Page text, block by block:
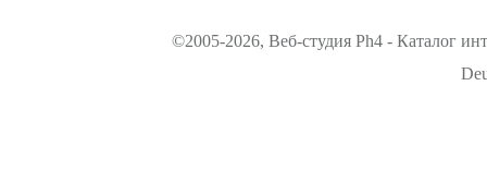
©2005-2026, Веб-студия Ph4 - Каталог